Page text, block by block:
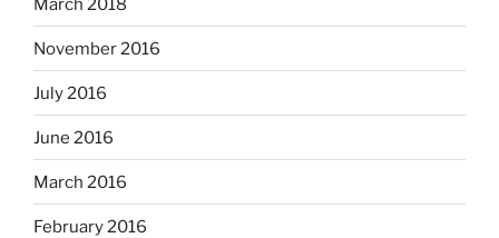
March 2018
November 2016
July 2016
June 2016
March 2016
February 2016